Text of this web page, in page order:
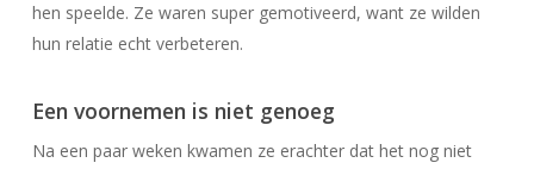
hen speelde. Ze waren super gemotiveerd, want ze wilden
hun relatie echt verbeteren.
Een voornemen is niet genoeg
Na een paar weken kwamen ze erachter dat het nog niet